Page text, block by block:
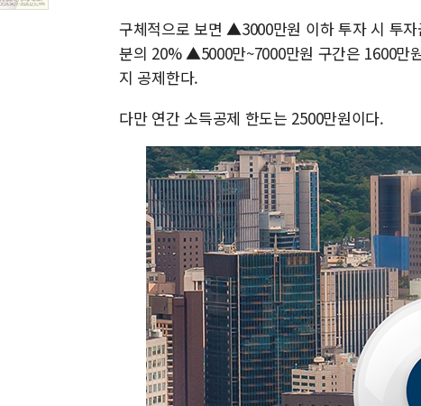
구체적으로 보면 ▲3000만원 이하 투자 시 투
분의 20% ▲5000만~7000만원 구간은 1600만
지 공제한다.
다만 연간 소득공제 한도는 2500만원이다.